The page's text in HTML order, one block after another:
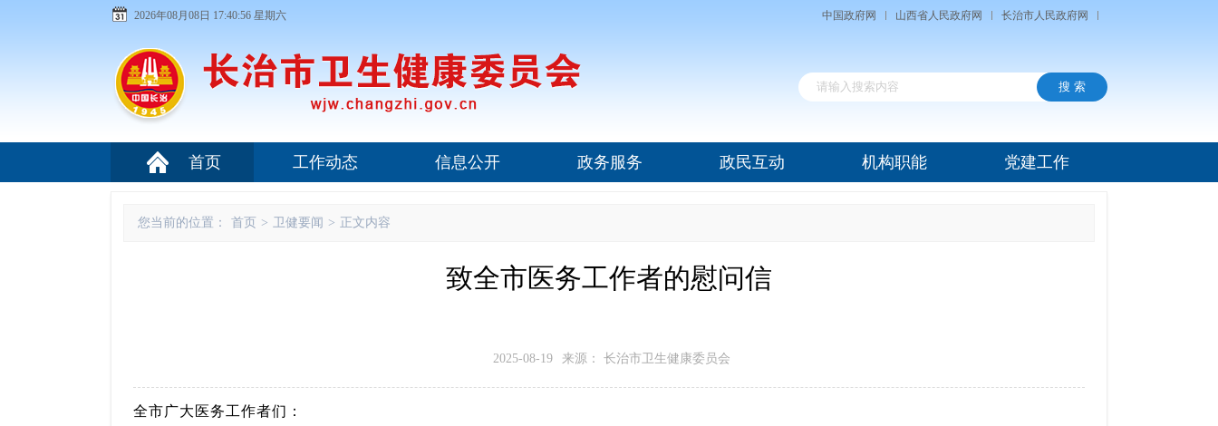
2026年08月08日 17:40:56 星期六 中国政府网 山西省人民政府网 长治市人民政府网
首页 工作动态 信息公开 政务服务 政民互动 机构职能 党建工作
您当前的位置： 首页 > 卫健要闻 > 正文内容
致全市医务工作者的慰问信
2025-08-19 来源： 长治市卫生健康委员会
全市广大医务工作者们：